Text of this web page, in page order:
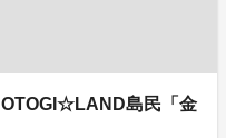
島民「金